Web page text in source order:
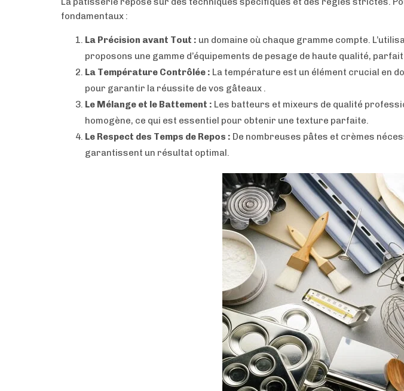
fondamentaux :
La Précision avant Tout : un domaine où chaque gramme compte.
proposons une gamme d’équipements de pesage de haute qualité, parfait
La Température Contrôlée : La température est un élément crucial en
pour garantir la réussite de vos gâteaux .
Le Mélange et le Battement : Les batteurs et mixeurs de qualité
homogène, ce qui est essentiel pour obtenir une texture parfaite.
Le Respect des Temps de Repos : De nombreuses pâtes et crèmes
garantissent un résultat optimal.